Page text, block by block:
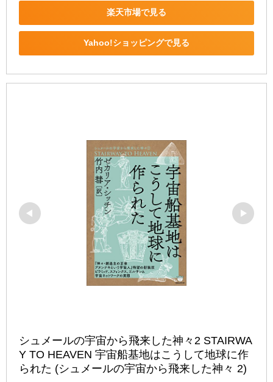
楽天市場で見る
Yahoo!ショッピングで見る
シュメールの宇宙から飛来した神々2 STAIRWA
Y TO HEAVEN 宇宙船基地はこうして地球に作
られた (シュメールの宇宙から飛来した神々 2)